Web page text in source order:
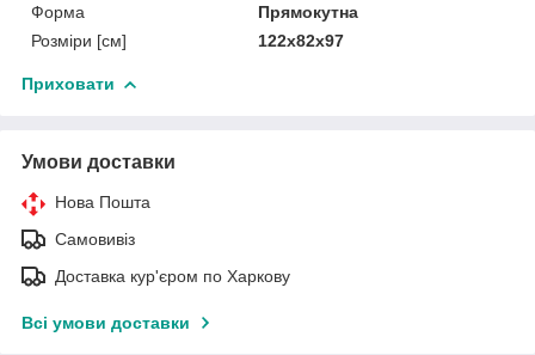
Форма
Прямокутна
Розміри [см]
122x82x97
Приховати
Умови доставки
Нова Пошта
Самовивіз
Доставка кур'єром по Харкову
Всі умови доставки